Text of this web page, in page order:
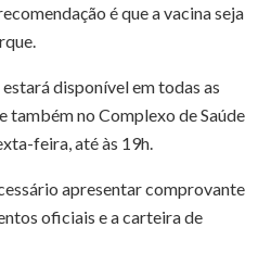
é que a vacina seja
disponível em todas as
também no Complexo de Saúde
feira, até às 19h.
apresentar comprovante
oficiais e a carteira de